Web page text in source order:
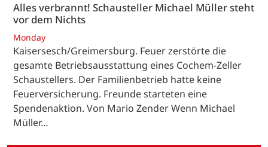
Alles verbrannt! Schausteller Michael Müller steht
vor dem Nichts
Monday
Kaisersesch/Greimersburg. Feuer zerstörte die
gesamte Betriebsausstattung eines Cochem-Zeller
Schaustellers. Der Familienbetrieb hatte keine
Feuerversicherung. Freunde starteten eine
Spendenaktion. Von Mario Zender Wenn Michael
Müller…